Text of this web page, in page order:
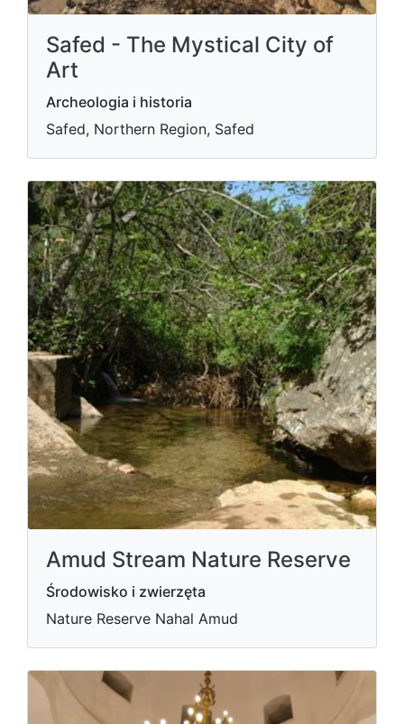
Safed - The Mystical City of
Art
Archeologia i historia
Safed, Northern Region, Safed
Amud Stream Nature Reserve
Środowisko i zwierzęta
Nature Reserve Nahal Amud